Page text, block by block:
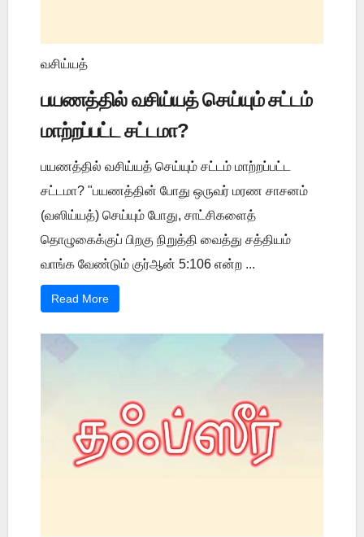
வசிய்யத்
பயணத்தில் வசிய்யத் செய்யும் சட்டம்
மாற்றப்பட்ட சட்டமா?
பயணத்தில் வசிய்யத் செய்யும் சட்டம் மாற்றப்பட்ட
சட்டமா? "பயணத்தின் போது ஒருவர் மரண சாசனம்
(வஸிய்யத்) செய்யும் போது, சாட்சிகளைத்
தொழுகைக்குப் பிறகு நிறுத்தி வைத்து சத்தியம்
வாங்க வேண்டும் குர்ஆன் 5:106 என்ற ...
Read More